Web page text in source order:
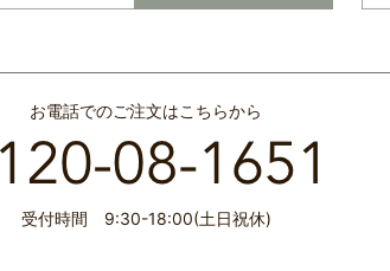
お電話でのご注文はこちらから
受付時間 9:30-18:00(土日祝休)